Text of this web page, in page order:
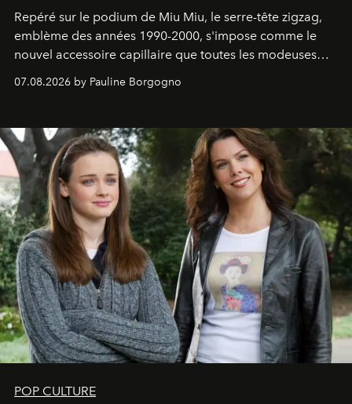
Repéré sur le podium de Miu Miu, le serre-tête zigzag,
emblème des années 1990-2000, s'impose comme le
nouvel accessoire capillaire que toutes les modeuses
s'arrachent déjà.
07.08.2026 by Pauline Borgogno
POP CULTURE